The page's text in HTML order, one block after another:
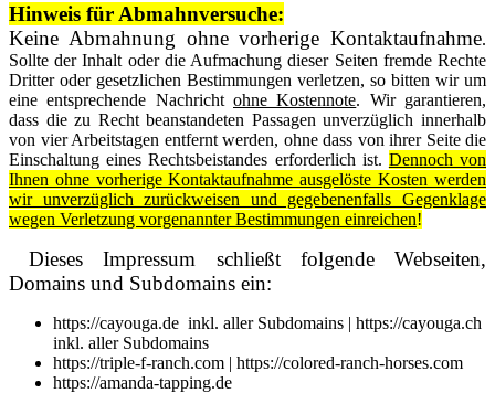
Hinweis für Abmahnversuche:
Keine Abmahnung ohne vorherige Kontaktaufnahme.
Sollte der Inhalt oder die Aufmachung dieser Seiten fremde Rechte
Dritter oder gesetzlichen Bestimmungen verletzen, so bitten wir um
eine entsprechende Nachricht ohne Kostennote. Wir garantieren,
dass die zu Recht beanstandeten Passagen unverzüglich innerhalb
von vier Arbeitstagen entfernt werden, ohne dass von ihrer Seite die
Einschaltung eines Rechtsbeistandes erforderlich ist. Dennoch von
Ihnen ohne vorherige Kontaktaufnahme ausgelöste Kosten werden
wir unverzüglich zurückweisen und gegebenenfalls Gegenklage
wegen Verletzung vorgenannter Bestimmungen einreichen!
Dieses Impressum schließt folgende Webseiten,
Domains und Subdomains ein:
https://cayouga.de inkl. aller Subdomains | https://cayouga.ch
inkl. aller Subdomains
https://triple-f-ranch.com | https://colored-ranch-horses.com
https://amanda-tapping.de